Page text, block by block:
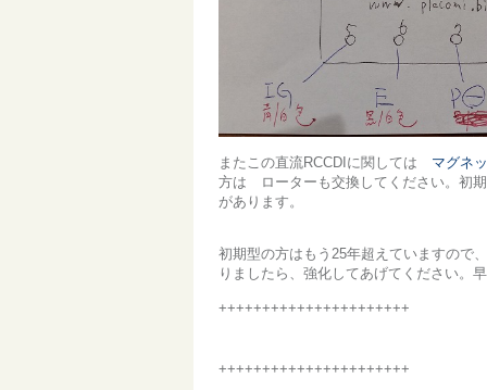
またこの直流RCCDIに関しては マグネ
方は ローターも交換してください。初
があります。
初期型の方はもう25年超えていますので
りましたら、強化してあげてください。
++++++++++++++++++++++
++++++++++++++++++++++